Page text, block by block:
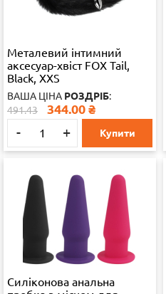
Металевий інтимний
аксесуар-хвіст FOX Tail,
Black, XXS
ВАША ЦІНА РОЗДРІБ:
491.43
344.00 ₴
- + Купити
Силіконова анальна